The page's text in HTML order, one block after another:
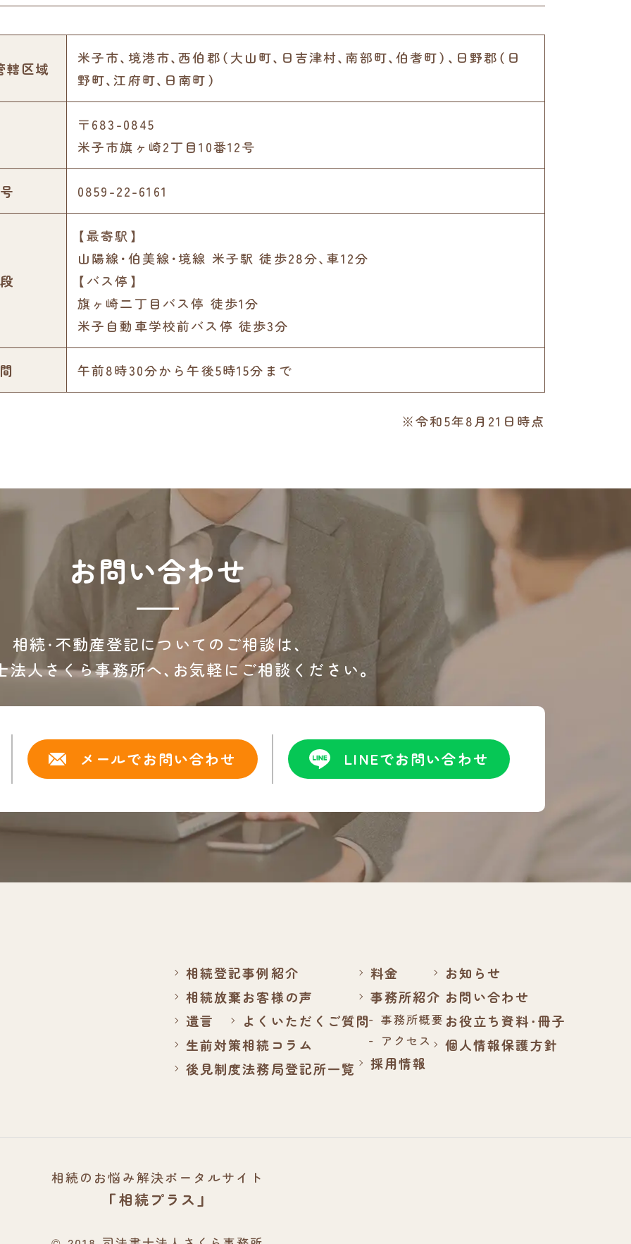
轄区域
米子市、境港市、西伯郡（大山町、日吉津村、南部町、伯耆町）、日野郡（日
野町、江府町、日南町）
〒683-0845
米子市旗ヶ崎2丁目10番12号
0859-22-6161
【最寄駅】
山陽線･伯美線･境線 米子駅 徒歩28分､車12分
【バス停】
旗ヶ崎二丁目バス停 徒歩1分
米子自動車学校前バス停 徒歩3分
午前8時30分から午後5時15分まで
※令和5年8月21日時点
お問い合わせ
相続・不動産登記についてのご相談は、
法人さくら事務所へ、 お気軽にご相談ください。
メールでお問い合わせ LINEでお問い合わせ
相続登記
相続放棄
遺言
生前対策
後見制度
事例紹介
お客様の声
よくいただくご質問
相続コラム
法務局登記所一覧
料金
事務所紹介
事務所概要
アクセス
採用情報
お知らせ
お問い合わせ
お役立ち資料・冊子
個人情報保護方針
相続のお悩み解決ポータルサイト
「相続プラス」